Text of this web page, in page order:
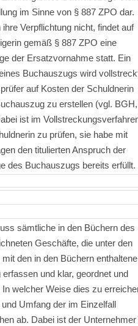
im Sinne von § 887 ZPO dar.
Verpflichtung nicht, findet auf
gemäß § 887 ZPO eine
der Ersatzvornahme statt. Ein
Buchauszugs wird
auf Kosten der Schuldnerin
zu erstellen (vgl. BGH,
ist im
zu prüfen, sie habe mit
den titulierten Anspruch der
des Buchauszugs bereits erfüllt.
sämtliche in den Büchern des
Geschäfte, die unter den
den in den Büchern
und klar, geordnet und
welcher Weise dies zu
Umfang der im Einzelfall
ab. Dabei ist der Unternehmer